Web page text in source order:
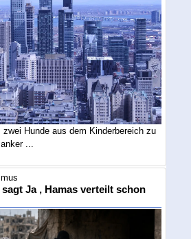
Hunde aus dem Kinderbereich zu
...
Ja , Hamas verteilt schon